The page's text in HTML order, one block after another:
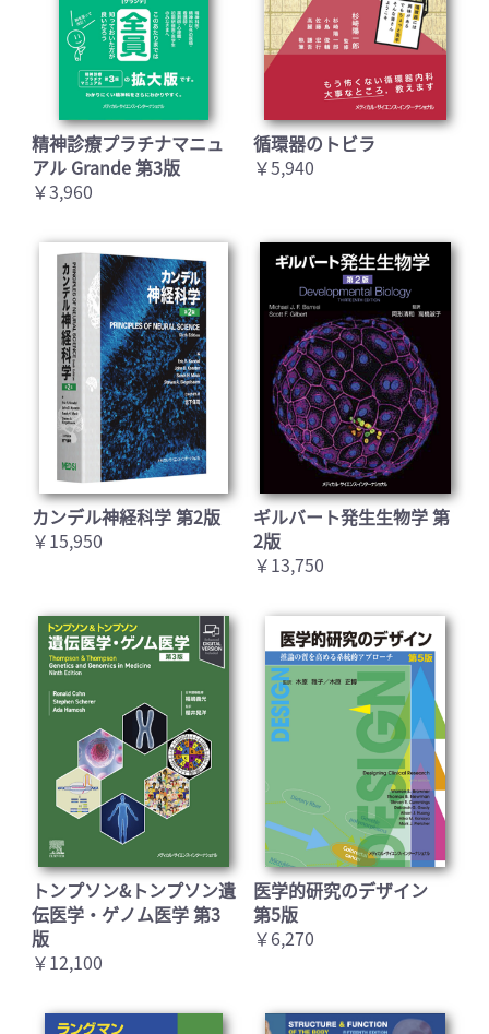
精神診療プラチナマニュ
アル Grande 第3版
￥3,960
循環器のトビラ
￥5,940
カンデル神経科学 第2版
￥15,950
ギルバート発生生物学 第
2版
￥13,750
トンプソン&トンプソン遺
伝医学・ゲノム医学 第3
版
￥12,100
医学的研究のデザイン
第5版
￥6,270